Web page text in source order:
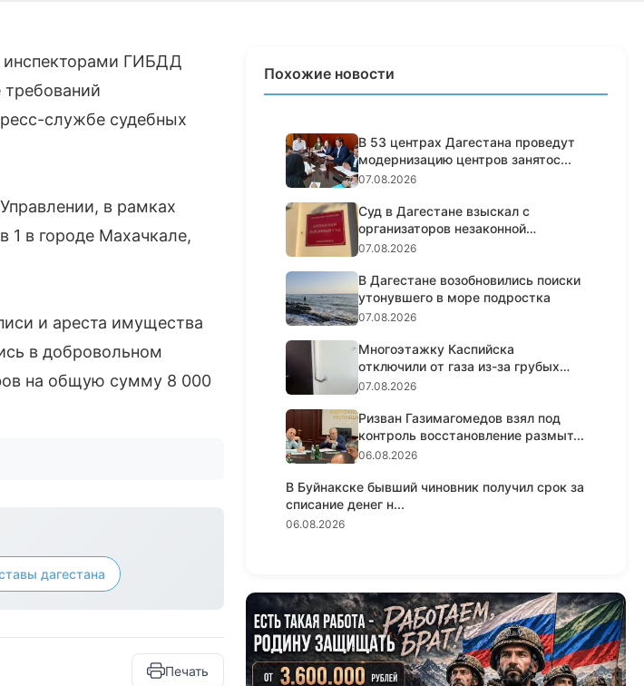
инспекторами ГИБДД
службе судебных
в рамках
1 в городе Махачкале,
и ареста имущества
в добровольном
на общую сумму 8 000
дагестана
Печать
Похожие новости
В 53 центрах Дагестана проведут
модернизацию центров занятос...
07.08.2026
Суд в Дагестане взыскал с
организаторов незаконной
банковско...
07.08.2026
В Дагестане возобновились поиски
утонувшего в море подростка
07.08.2026
Многоэтажку Каспийска
отключили от газа из-за грубых
нарушен...
07.08.2026
Ризван Газимагомедов взял под
контроль восстановление размыт...
06.08.2026
В Буйнакске бывший чиновник получил срок за
списание денег н...
06.08.2026